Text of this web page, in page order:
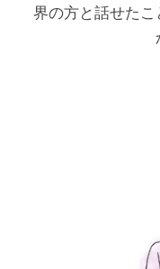
界の方と話せた